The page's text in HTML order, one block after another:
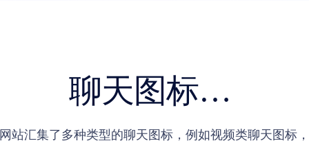
聊天图标图片
站汇集了多种类型的聊天图标，例如视频类聊天图标